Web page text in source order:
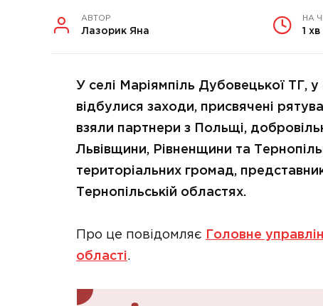
АВТОР
Лазорик Яна
НА
1 хв
У селі Маріямпіль Дубовецької ТГ,
відбулися заходи, присвячені
взяли партнери з Польщі,
Львівщини, Рівненщини та
територіальних громад,
Тернопільській областях.
Про це повідомляє
Головне
області.